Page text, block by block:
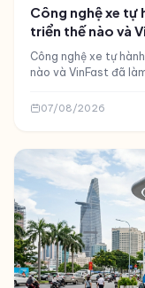
Công nghệ xe tự
triển thế nào và
Công nghệ xe tự
nào và VinFast đã làm được gì? Một
07/08/2026